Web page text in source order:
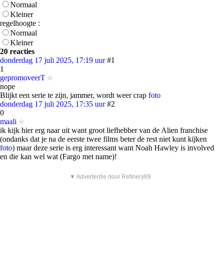
Normaal
Kleiner
regelhoogte :
Normaal
Kleiner
20 reacties
donderdag 17 juli 2025, 17:19 uur #1
1
gepromoveerT
nope
Blijkt een serie te zijn, jammer, wordt weer crap foto
donderdag 17 juli 2025, 17:35 uur #2
0
maali
ik kijk hier erg naar uit want groot liefhebber van de Alien franchise
(ondanks dat je na de eerste twee films beter de rest niet kunt kijken
foto) maar deze serie is erg interessant want Noah Hawley is involved
en die kan wel wat (Fargo met name)!
▼ Advertentie door Refinery89